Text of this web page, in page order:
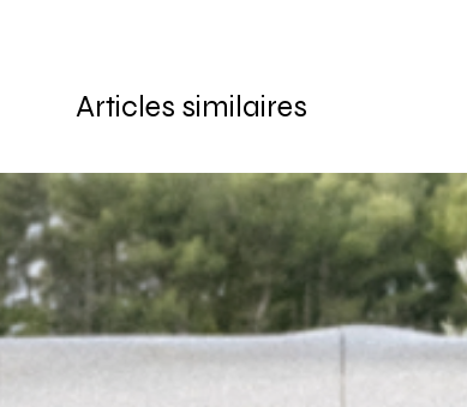
Articles similaires